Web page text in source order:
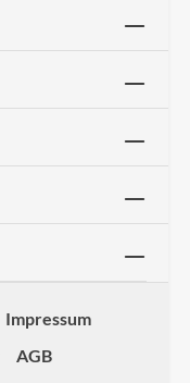
Impressum
AGB